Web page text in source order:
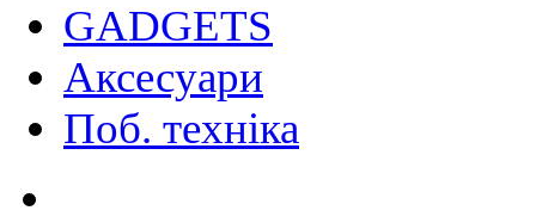
GADGETS
Аксесуари
Поб. техніка